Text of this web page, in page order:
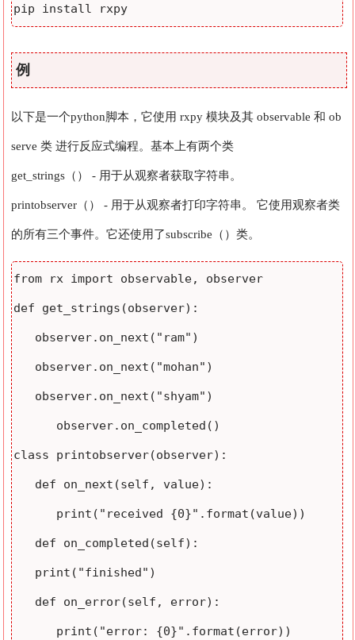
pip install rxpy
例
以下是一个python脚本，它使用 rxpy 模块及其 observable 和 ob
serve 类 进行反应式编程。基本上有两个类
get_strings（） - 用于从观察者获取字符串。
printobserver（） - 用于从观察者打印字符串。 它使用观察者类
的所有三个事件。它还使用了subscribe（）类。
from rx import observable, observer
def get_strings(observer):
class printobserver(observer):